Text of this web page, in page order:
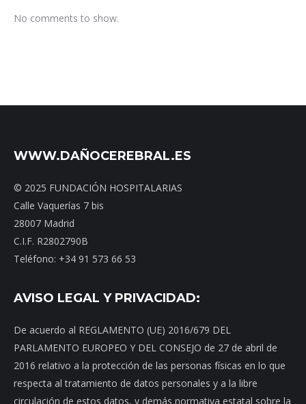
No comments to show.
WWW.DAÑOCEREBRAL.ES
© 2025 FUNDACIÓN HOSPITALARIAS
Calle Vaquerías 7 bis
28007 Madrid
C.I.F. R2802790B
Teléfono: +34 91 573 66 53
AVISO LEGAL Y PRIVACIDAD:
De acuerdo al REGLAMENTO (UE) 2016/679 DEL
PARLAMENTO EUROPEO Y DEL CONSEJO de 27 de abril de
2016 relativo a la protección de las personas físicas en lo que
respecta al tratamiento de datos personales y a la libre
circulación de estos datos, y demás normativa estatal sobre la